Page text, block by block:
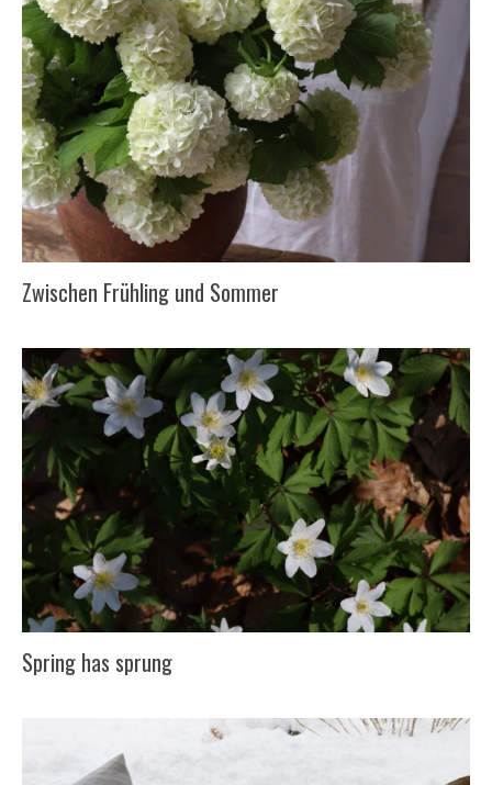
Zwischen Frühling und Sommer
Spring has sprung